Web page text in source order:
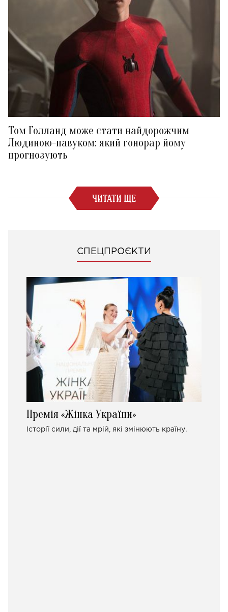
Том Голланд може стати найдорожчим
Людиною-павуком: який гонорар йому
прогнозують
ЧИТАТИ ЩЕ
СПЕЦПРОЄКТИ
Премія «Жінка України»
Історії сили, дії та мрій, які змінюють країну.